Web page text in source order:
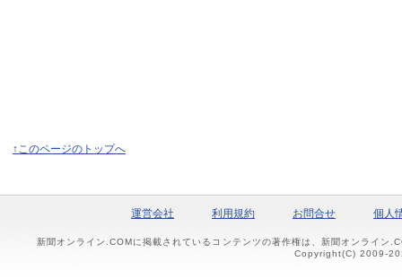
↑このページのトップへ
運営会社 利用規約 お問合せ 個人
新聞オンライン.COMに掲載されているコンテンツの著作権は、新聞オンライン
Copyright(C) 2009-